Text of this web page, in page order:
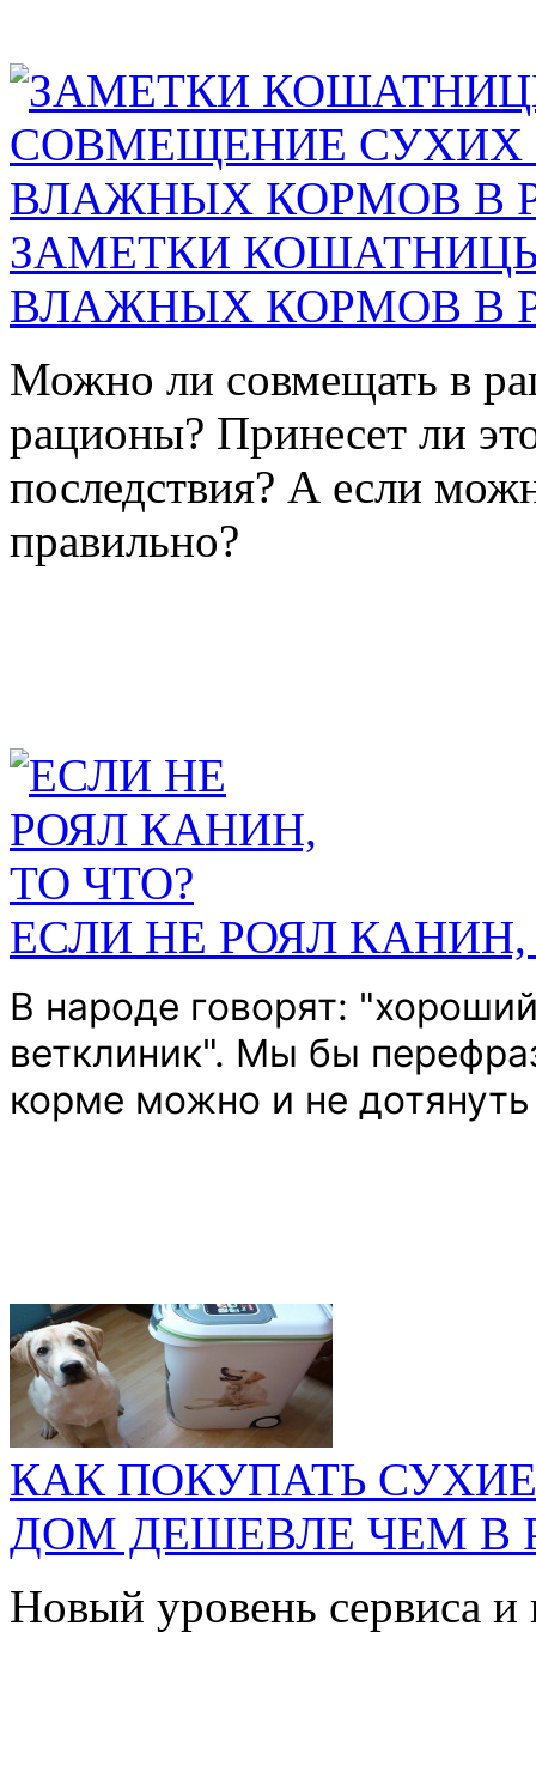
ЗАМЕТКИ
ВЛАЖНЫХ КОРМОВ В
Можно ли совмещать в
рационы? Принесет ли
последствия? А если
правильно?
ЕСЛИ НЕ РОЯЛ КАНИН,
В народе говорят:
ветклиник". Мы бы
корме можно и не
КАК ПОКУПАТЬ
ДОМ ДЕШЕВЛЕ ЧЕМ В
Новый уровень сервиса и